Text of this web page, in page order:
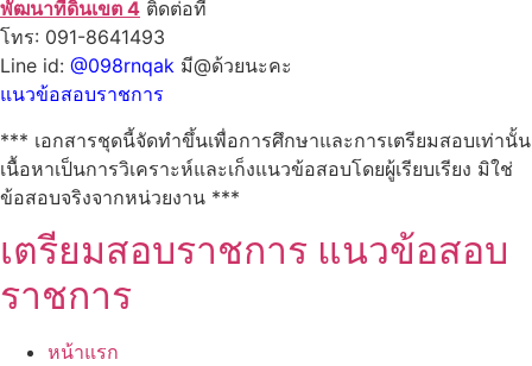
พัฒนาที่ดินเขต 4 ติดต่อที่
โทร: 091-8641493
Line id: @098rnqak มี@ด้วยนะคะ
แนวข้อสอบราชการ
*** เอกสารชุดนี้จัดทำขึ้นเพื่อการศึกษาและการเตรียมสอบเท่านั้น
เนื้อหาเป็นการวิเคราะห์และเก็งแนวข้อสอบโดยผู้เรียบเรียง มิใช่
ข้อสอบจริงจากหน่วยงาน ***
เตรียมสอบราชการ แนวข้อสอบ
ราชการ
หน้าแรก